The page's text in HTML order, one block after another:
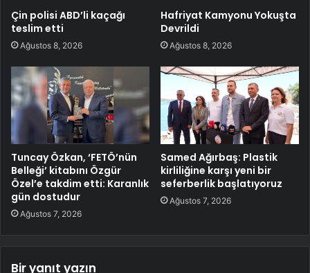
Çin polisi ABD’li kaçağı
teslim etti
Ağustos 8, 2026
Hafriyat Kamyonu Yokuşta
Devrildi
Ağustos 8, 2026
Tuncay Özkan, ‘FETÖ’nün
Belleği’ kitabını Özgür
Özel’e takdim etti: Karanlık
gün dostudur
Ağustos 7, 2026
Samed Ağırbaş: Plastik
kirliliğine karşı yeni bir
seferberlik başlatıyoruz
Ağustos 7, 2026
Bir yanıt yazın